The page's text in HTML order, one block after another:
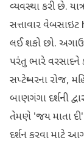
વ્યવસ્થા કરી છે.
સત્તાવાર
લઈ શકો છો. અગાઉ,
પરંતુ ભારે
સપ્ટેમ્બરના રોજ,
બાણગંગા દર્શની
તેમણે 'જય માતા દી'
દર્શન કરવા માટે